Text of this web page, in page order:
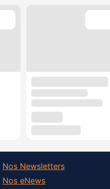
Nos Newsletters
Nos eNews